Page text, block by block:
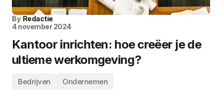
By Redactie
4 november 2024
Kantoor inrichten: hoe creëer je de
ultieme werkomgeving?
Bedrijven Ondernemen